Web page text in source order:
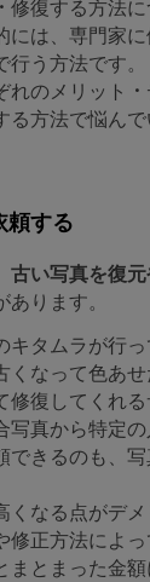
修復する方法
には、専門家
行う方法です。
れのメリット
る方法で悩ん
頼する
古い写真を復
ります。
キタムラが行
くなって色あ
修復してくれ
写真から特定
できるのも、
くなる点がデ
修正方法によ
まとまった金